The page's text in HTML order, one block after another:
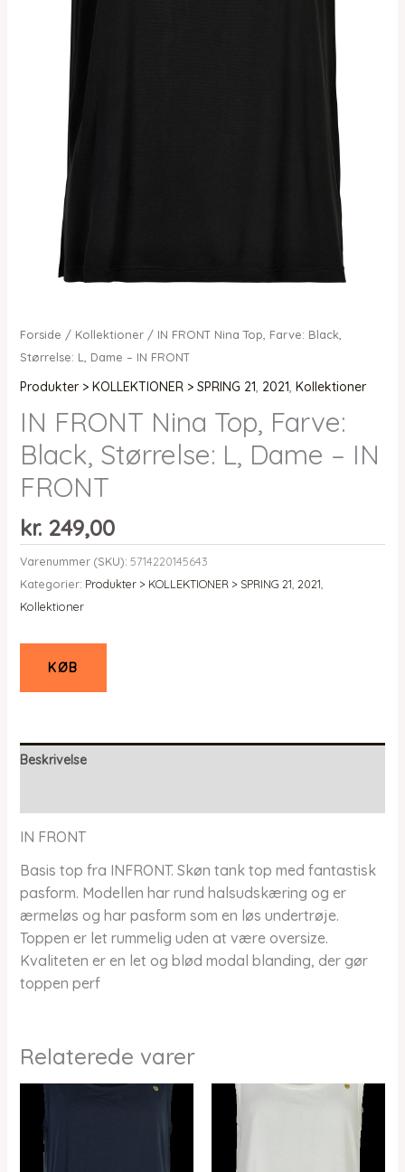
Forside / Kollektioner/ IN FRONT Nina Top, Farve: Black,
Størrelse: L, Dame – IN FRONT
Produkter > KOLLEKTIONER > SPRING 21, 2021, Kollektioner
IN FRONT Nina Top, Farve:
Black, Størrelse: L, Dame – IN
FRONT
kr.249,00
Varenummer (SKU): 5714220145643
Kategorier: Produkter > KOLLEKTIONER > SPRING 21 2021
Kollektioner
KØB
Beskrivelse
IN FRONT
Basis top fra INFRONT. Skøn tank top med fantastisk
pasform. Modellen har rund halsudskæring og er
ærmeløs og har pasform som en løs undertrøje.
Toppen er let rummelig uden at være oversize.
Kvaliteten er en let og blød modal blanding, der gør
toppen perf
Relaterede varer